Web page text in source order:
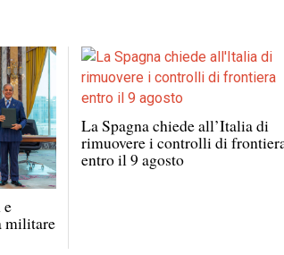
militare
La Spagna chiede all’Italia di
rimuovere i controlli di
entro il 9 agosto